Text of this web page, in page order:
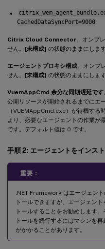
CachedDataSyncPort=9000
Citrix Cloud Connector 。オンプ
せん。 [未構成] の状態のままにします
エージェントプロキシ構成。オンプ
せん。 [未構成] の状態のままにします
VuemAppCmd 余分な同期遅延です
公開リソースが開始されるまでにエ
（VUEMAppCmd.exe）が待機する
より、必要なエージェントの作業
です。デフォルト値は 0 です。
手順 2: エージェントをインス
重要：
.NET Framework はエージェン
トールできますが、エージェン
トールすることをお勧めします
トールを続行するにはマシンを
がかかることがあります。